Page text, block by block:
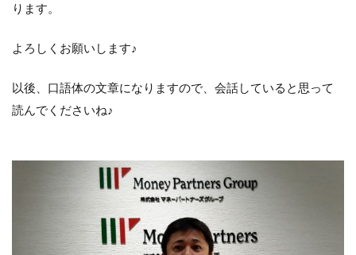
ります。
よろしくお願いします♪
以後、口語体の文章になりますので、会話していると思って
読んでくださいね♪